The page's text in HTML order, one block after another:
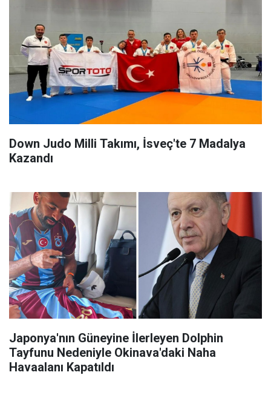
Down Judo Milli Takımı, İsveç'te 7 Madalya
Kazandı
Japonya'nın Güneyine İlerleyen Dolphin
Tayfunu Nedeniyle Okinava'daki Naha
Havaalanı Kapatıldı